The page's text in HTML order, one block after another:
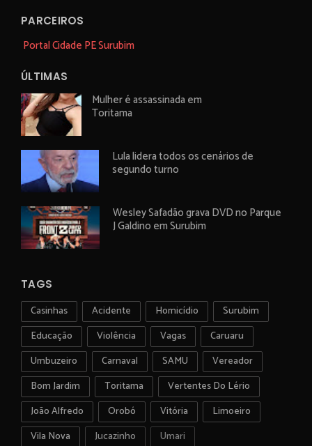
PARCEIROS
Portal Cidade PE Surubim
ÚLTIMAS
Mulher é assassinada em
Toritama
Lula lidera todos os cenários de
segundo turno
Wesley Safadão grava DVD no Parque
J Galdino em Surubim
TAGS
Casinhas Acidente Homicídio
Surubim
Educação
Violência Vagas
Caruaru
Umbuzeiro
Carnaval SAMU
Vereador
Bom Jardim
Toritama
Vertentes Do Lério
João Alfredo
Orobó Vitória
Limoeiro
Vila Nova
Jucazinho Umari